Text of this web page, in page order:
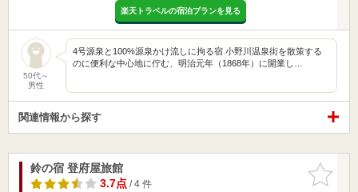
楽天トラベルの宿泊プランを見る
50代～
男性
4号源泉と100%源泉かけ流しに拘る宿 小野川温泉街を散策する
のに便利な中心地に佇む、明治元年（1868年）に開業し…
関連情報から探す
お気に入
りに追加
鈴の宿 登府屋旅館
3.7点/ 4 件